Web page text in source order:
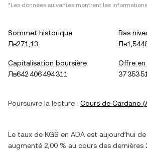
*Les données suivantes montrent les
Sommet historique
Лв271,13
Bas
Capitalisation boursière
Лв642 406 494 311
Offre
37 353
Poursuivre la lecture : Cours de Cardano (
Le taux de KGS en ADA est aujourd’hui de
augmenté 2,00 % au cours des dernières